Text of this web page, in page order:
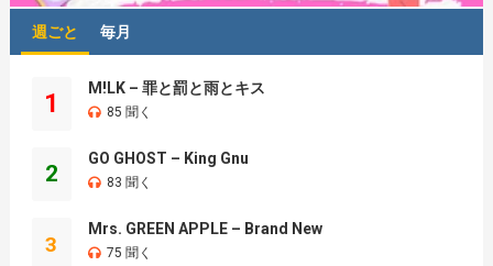
週ごと 毎月
1
M!LK – 罪と罰と雨とキス
85 聞く
2
GO GHOST – King Gnu
83 聞く
3
Mrs. GREEN APPLE – Brand New
75 聞く